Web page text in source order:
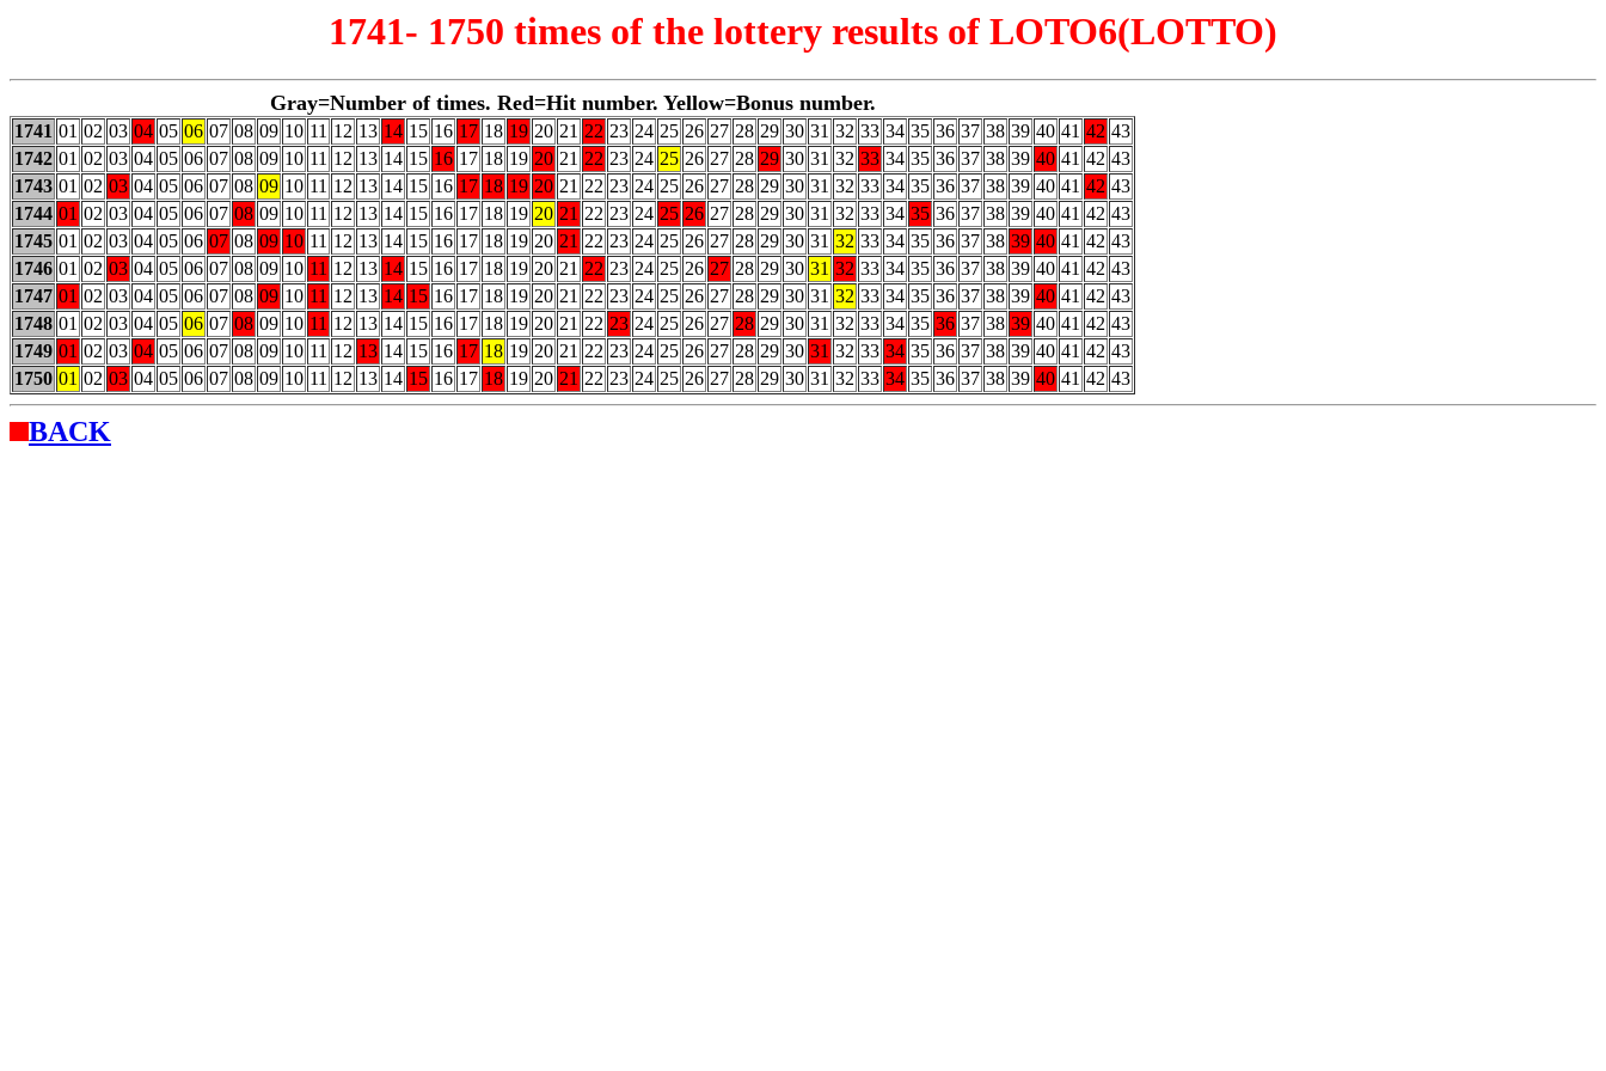
1741- 1750 times of the lottery results of LOTO6(LOTTO)
Gray=Number of times. Red=Hit number. Yellow=Bonus number.
1741 01 02 03 04 05 06 07 08 09 10 11 12 13 14 15 16 17 18 19 20 21 22 23 24 25 26 27 28 29 30 31 32 33 34 35 36 37 38 39 40 41 42 43
1742 01 02 03 04 05 06 07 08 09 10 11 12 13 14 15 16 17 18 19 20 21 22 23 24 25 26 27 28 29 30 31 32 33 34 35 36 37 38 39 40 41 42 43
1743 01 02 03 04 05 06 07 08 09 10 11 12 13 14 15 16 17 18 19 20 21 22 23 24 25 26 27 28 29 30 31 32 33 34 35 36 37 38 39 40 41 42 43
1744 01 02 03 04 05 06 07 08 09 10 11 12 13 14 15 16 17 18 19 20 21 22 23 24 25 26 27 28 29 30 31 32 33 34 35 36 37 38 39 40 41 42 43
1745 01 02 03 04 05 06 07 08 09 10 11 12 13 14 15 16 17 18 19 20 21 22 23 24 25 26 27 28 29 30 31 32 33 34 35 36 37 38 39 40 41 42 43
1746 01 02 03 04 05 06 07 08 09 10 11 12 13 14 15 16 17 18 19 20 21 22 23 24 25 26 27 28 29 30 31 32 33 34 35 36 37 38 39 40 41 42 43
1747 01 02 03 04 05 06 07 08 09 10 11 12 13 14 15 16 17 18 19 20 21 22 23 24 25 26 27 28 29 30 31 32 33 34 35 36 37 38 39 40 41 42 43
1748 01 02 03 04 05 06 07 08 09 10 11 12 13 14 15 16 17 18 19 20 21 22 23 24 25 26 27 28 29 30 31 32 33 34 35 36 37 38 39 40 41 42 43
1749 01 02 03 04 05 06 07 08 09 10 11 12 13 14 15 16 17 18 19 20 21 22 23 24 25 26 27 28 29 30 31 32 33 34 35 36 37 38 39 40 41 42 43
1750 01 02 03 04 05 06 07 08 09 10 11 12 13 14 15 16 17 18 19 20 21 22 23 24 25 26 27 28 29 30 31 32 33 34 35 36 37 38 39 40 41 42 43
BACK